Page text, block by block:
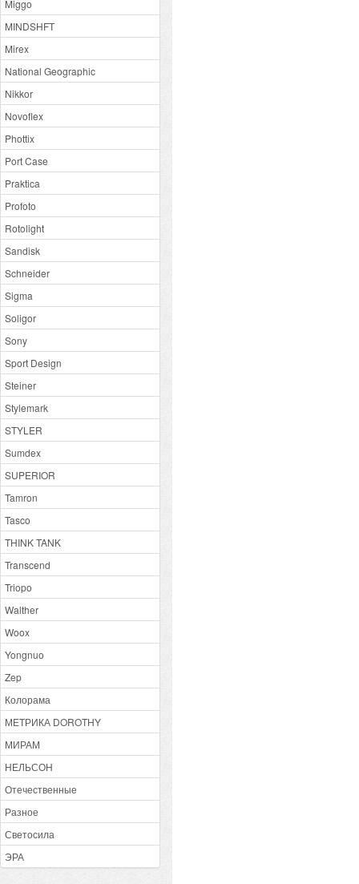
Miggo
MINDSHFT
Mirex
National Geographic
Nikkor
Novoflex
Phottix
Port Case
Praktica
Profoto
Rotolight
Sandisk
Schneider
Sigma
Soligor
Sony
Sport Design
Steiner
Stylemark
STYLER
Sumdex
SUPERIOR
Tamron
Tasco
THINK TANK
Transcend
Triopo
Walther
Woox
Yongnuo
Zep
Колорама
МЕТРИКА DOROTHY
МИРАМ
НЕЛЬСОН
Отечественные
Разное
Светосила
ЭРА